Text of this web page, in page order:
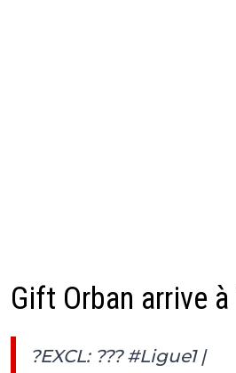
Gift Orban arrive
?EXCL: ???#Ligue1|